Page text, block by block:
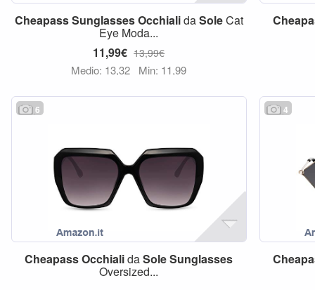
CheapassSunglassesOcchialidaSoleCat
Eye Moda...
11,99€ 13,99€
Medio: 13,32 Min: 11,99
6
CheapassOcchialidaSoleSunglasses
Oversized...
4